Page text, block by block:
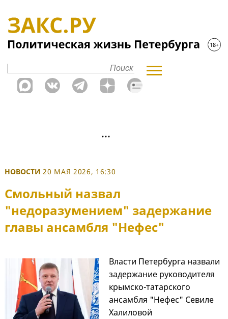
НОВОСТИ 20 МАЯ 2026, 16:30
Смольный назвал
"недоразумением" задержание
главы ансамбля "Нефес"
Власти Петербурга назвали
задержание руководителя
крымско-татарского
ансамбля "Нефес" Севиле
Халиловой